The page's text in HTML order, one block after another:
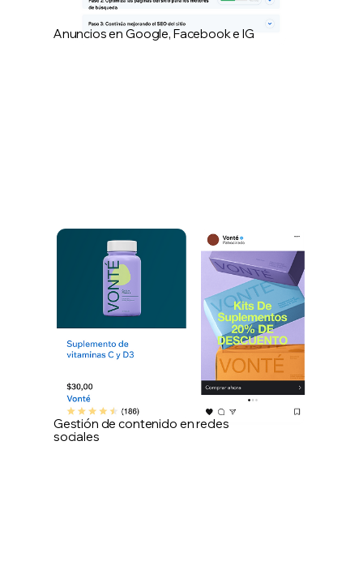
Anuncios en Google, Facebook e IG
Gestión de contenido en redes
sociales